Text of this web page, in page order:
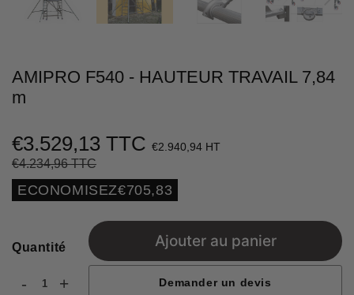
AMIPRO F540 - HAUTEUR TRAVAIL 7,84
m
€3.529,13 TTC €2.940,94 HT
€4.234,96 TTC
régulier
réduit
Unit
price
ECONOMISEZ€705,83
Quantité
- +
Ajouter au panier
Demander un devis